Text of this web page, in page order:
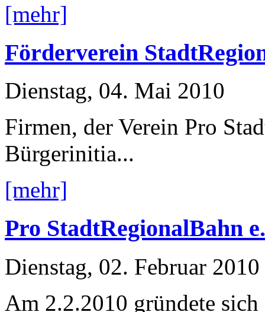
[mehr]
Förderverein
Dienstag, 04. Mai 2010
Firmen, der Verein Pro
Bürgerinitia...
[mehr]
Pro StadtRegionalBahn
Dienstag, 02. Februar 2010
Am 2.2.2010 gründete sich